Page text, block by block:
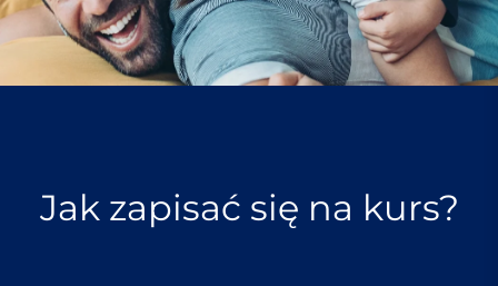
Jak zapisać się na kurs?